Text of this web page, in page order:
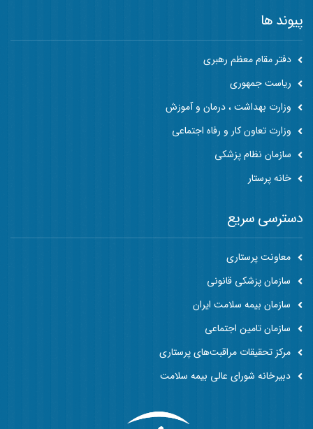
پیوند ها
دفتر مقام معظم رهبری
ریاست جمهوری
وزارت بهداشت ، درمان و آموزش
وزارت تعاون کار و رفاه اجتماعی
سازمان نظام پزشکی
خانه پرستار
دسترسی سریع
معاونت پرستاری
سازمان پزشکی قانونی
سازمان بیمه سلامت ایران
سازمان تامین اجتماعی
مرکز تحقیقات مراقبت‌های پرستاری
دبیرخانه شورای عالی بیمه سلامت